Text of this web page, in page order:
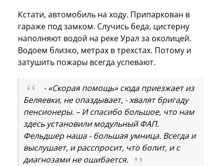
Кстати, автомобиль на ходу. Припаркован в
гараже под замком. Случись беда, цистерну
наполняют водой на реке Урал за околицей.
Водоем близко, метрах в трехстах. Потому и
затушить пожары всегда успевают.
- «Скорая помощь» сюда приезжает из
Беляевки, не опаздывает, - хвалят бригаду
пенсионеры. – И спасибо большое, что нам
здесь установили модульный ФАП.
Фельдшер наша - большая умница. Всегда и
выслушает, и расспросит, что болит, и с
диагнозами не ошибается.